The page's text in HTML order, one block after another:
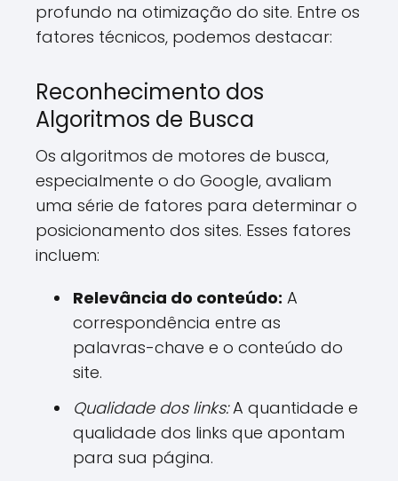
profundo na otimização do site. Entre os
fatores técnicos, podemos destacar:
Reconhecimento dos
Algoritmos de Busca
Os algoritmos de motores de busca,
especialmente o do Google, avaliam
uma série de fatores para determinar o
posicionamento dos sites. Esses fatores
incluem:
Relevância do conteúdo: A
correspondência entre as
palavras-chave e o conteúdo do
site.
Qualidade dos links:A quantidade e
qualidade dos links que apontam
para sua página.